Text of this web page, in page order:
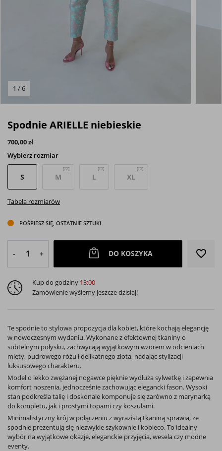
1 / 6
Spodnie ARIELLE niebieskie
700,00 zł
Wybierz rozmiar
S M L XL
Tabela rozmiarów
POŚPIESZ SIĘ, OSTATNIE SZTUKI
- + DO KOSZYKA favorite_border
Kup do godziny 13:00
Zamówienie wyślemy jeszcze dzisiaj!
Te spodnie to stylowa propozycja dla kobiet, które kochają elegancję
w nowoczesnym wydaniu. Wykonane z efektownej tkaniny o
subtelnym połysku, zachwycają wyjątkowym wzorem w odcieniach
mięty, pudrowego różu i delikatnego złota, nadając stylizacji
luksusowego charakteru.
Model o lekko zwężanej nogawce pięknie wydłuża sylwetkę i zapewnia
komfort noszenia, jednocześnie zachowując elegancki fason. Wysoki
stan podkreśla talię i doskonale komponuje się zarówno z marynarką
do kompletu, jak i prostymi topami czy koszulami.
Minimalistyczny krój w połączeniu z wyrazistą tkaniną sprawia, że
spodnie prezentują się niezwykle szykownie i kobieco. To idealny
wybór na wyjątkowe okazje, eleganckie przyjęcia, wesela czy modne
eventy.